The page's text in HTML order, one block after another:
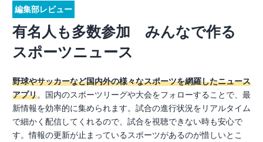
編集部レビュー
有名人も多数参加 みんなで作る
スポーツニュース
野球やサッカーなど国内外の様々なスポーツを網羅したニュース
アプリ。国内のスポーツリーグや大会をフォローすることで、最
新情報を効率的に集められます。試合の進行状況をリアルタイム
で細かく配信してくれるので、試合を視聴できない時も安心で
す。情報の更新が止まっているスポーツがあるのが惜しいとこ